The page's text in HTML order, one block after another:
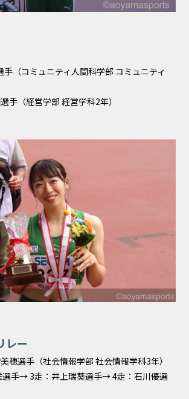
（コミュニティ人間科学部 コミュニティ
（経営学部 経営学科2年）
ー
選手（社会情報学部 社会情報学科3年）
手→ 3走：井上瑞葵選手→ 4走：石川優選